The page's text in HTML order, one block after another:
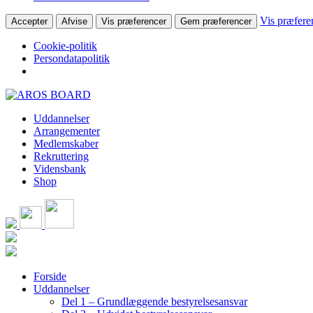
Accepter Afvise Vis præferencer Gem præferencer Vis
Cookie-politik
Persondatapolitik
Skip
contentUddannelser
Arrangementer
Medlemskaber
Rekruttering
Vidensbank
Shop
Forside
Uddannelser
Del 1 – Grundlæggende bestyrelsesansvar